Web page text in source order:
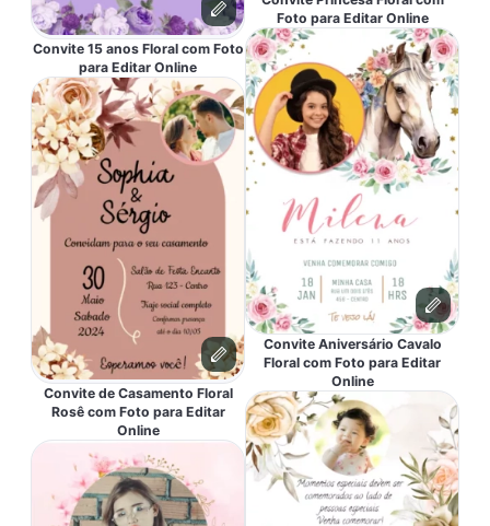
Convite 15 anos Floral com Foto
para Editar Online
Convite de Casamento Floral
Rosê com Foto para Editar
Online
Foto para Editar Online
Convite Aniversário Cavalo
Floral com Foto para Editar
Online